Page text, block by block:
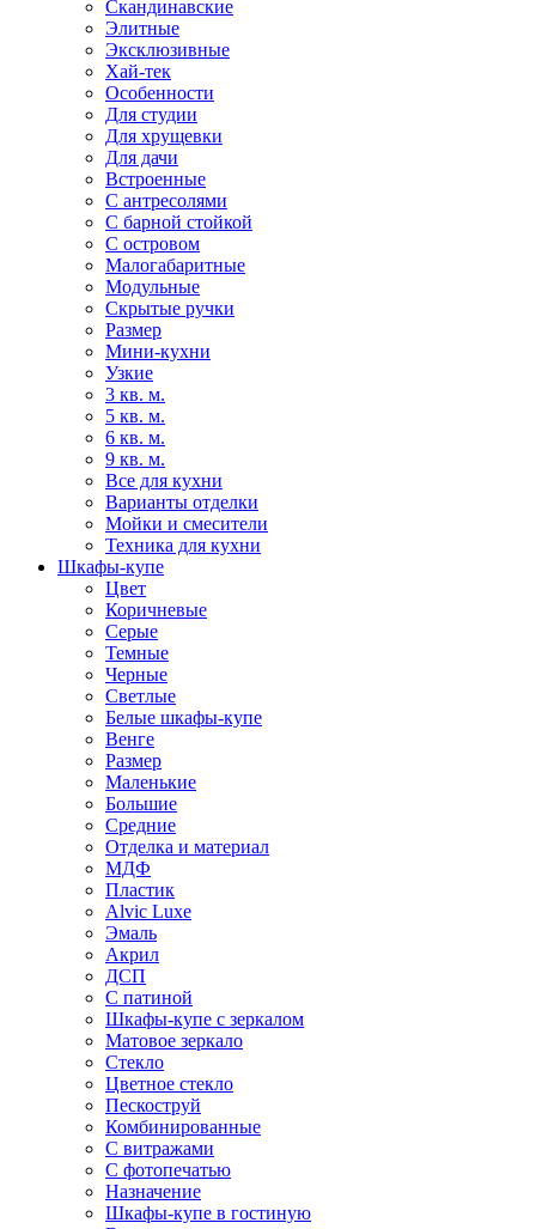
Скандинавские
Элитные
Эксклюзивные
Хай-тек
Особенности
Для студии
Для хрущевки
Для дачи
Встроенные
С антресолями
С барной стойкой
С островом
Малогабаритные
Модульные
Скрытые ручки
Размер
Мини-кухни
Узкие
3 кв. м.
5 кв. м.
6 кв. м.
9 кв. м.
Все для кухни
Варианты отделки
Мойки и смесители
Техника для кухни
Шкафы-купе
Цвет
Коричневые
Серые
Темные
Черные
Светлые
Белые шкафы-купе
Венге
Размер
Маленькие
Большие
Средние
Отделка и материал
МДФ
Пластик
Alvic Luxe
Эмаль
Акрил
ДСП
С патиной
Шкафы-купе с зеркалом
Матовое зеркало
Стекло
Цветное стекло
Пескоструй
Комбинированные
С витражами
С фотопечатью
Назначение
Шкафы-купе в гостиную